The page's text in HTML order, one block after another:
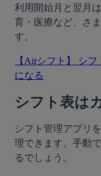
利用開始月と翌月
育・医療など、さ
す。
【Airシフト】 シ
になる
シフト表は
シフト管理アプリ
理できます。手動
るでしょう。